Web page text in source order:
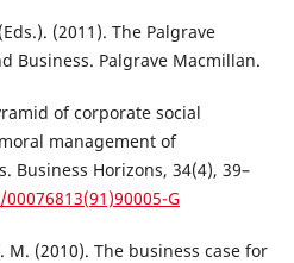
(2011). The Palgrave
Business. Palgrave Macmillan.
of corporate social
management of
Business Horizons, 34(4), 39–
G
M. (2010). The business case for